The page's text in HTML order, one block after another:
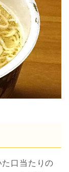
口当たりの